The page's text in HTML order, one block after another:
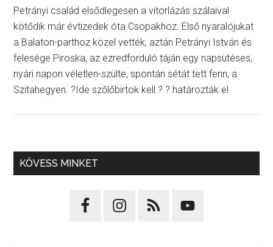
Petrányi család elsődlegesen a vitorlázás szálaival
kötődik már évtizedek óta Csopakhoz. Első nyaralójukat
a Balaton-parthoz közel vették, aztán Petrányi István és
felesége Piroska, az ezredforduló táján egy napsütéses,
nyári napon véletlen-szülte, spontán sétát tett fenn, a
Szitahegyen. ?Ide szőlőbirtok kell.? ? határozták el.
KÖVESS MINKET